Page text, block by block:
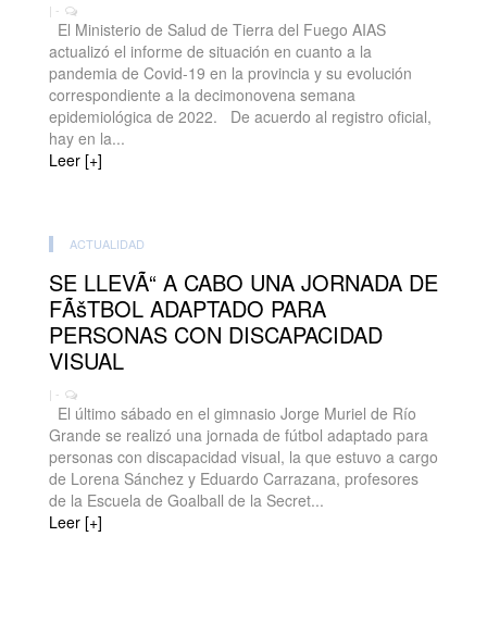
| -
El Ministerio de Salud de Tierra del Fuego AIAS
actualizó el informe de situación en cuanto a la
pandemia de Covid-19 en la provincia y su evolución
correspondiente a la decimonovena semana
epidemiológica de 2022. De acuerdo al registro oficial,
hay en la...
Leer [+]
ACTUALIDAD
SE LLEVÃ“ A CABO UNA JORNADA DE
FÃšTBOL ADAPTADO PARA
PERSONAS CON DISCAPACIDAD
VISUAL
| -
El último sábado en el gimnasio Jorge Muriel de Río
Grande se realizó una jornada de fútbol adaptado para
personas con discapacidad visual, la que estuvo a cargo
de Lorena Sánchez y Eduardo Carrazana, profesores
de la Escuela de Goalball de la Secret...
Leer [+]